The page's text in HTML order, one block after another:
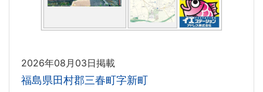
2026年08月03日掲載
福島県田村郡三春町字新町